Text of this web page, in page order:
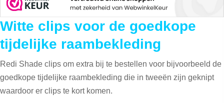
Witte clips voor de goedkope
tijdelijke raambekleding
Redi Shade clips om extra bij te bestellen voor bijvoorbeeld de
goedkope tijdelijke raambekleding die in tweeën zijn geknipt
waardoor er clips te kort komen.